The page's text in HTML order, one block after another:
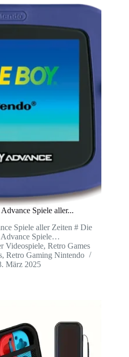
Spiele aller...
Spiele aller Zeiten # Die
Advance Spiele…
Videospiele,Retro Games
, Retro Gaming Nintendo
März 2025